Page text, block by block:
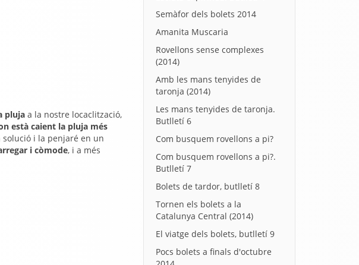
pluja a la nostre locaclització,
està caient la pluja més
i la penjaré en un
i còmode, i a més
Semàfor dels bolets 2014
Amanita Muscaria
Rovellons sense complexes
(2014)
Amb les mans tenyides de
taronja (2014)
Les mans tenyides de taronja.
Butlletí 6
Com busquem rovellons a pi?
Com busquem rovellons a pi?.
Butlletí 7
Bolets de tardor, butlletí 8
Tornen els bolets a la
Catalunya Central (2014)
El viatge dels bolets, butlletí 9
Pocs bolets a finals d'octubre